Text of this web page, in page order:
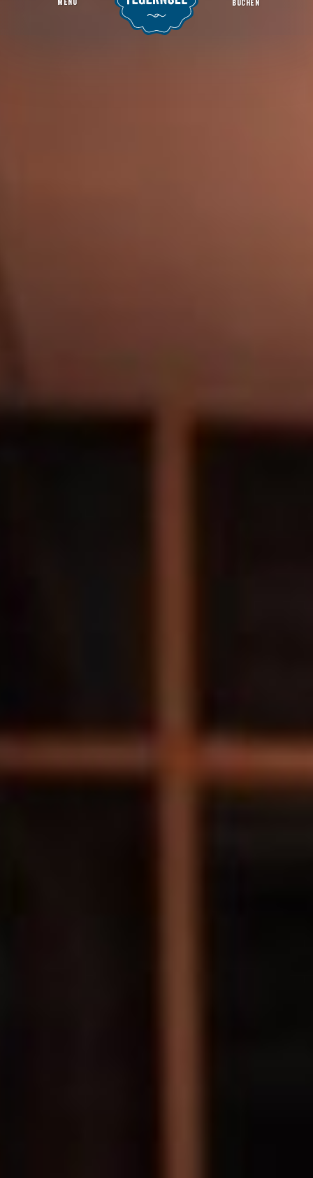
Pasquale im Stieler-Haus
MENU BUCHEN